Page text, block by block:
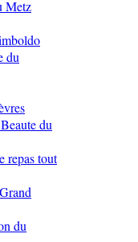
Metz
du
du
repas tout
du